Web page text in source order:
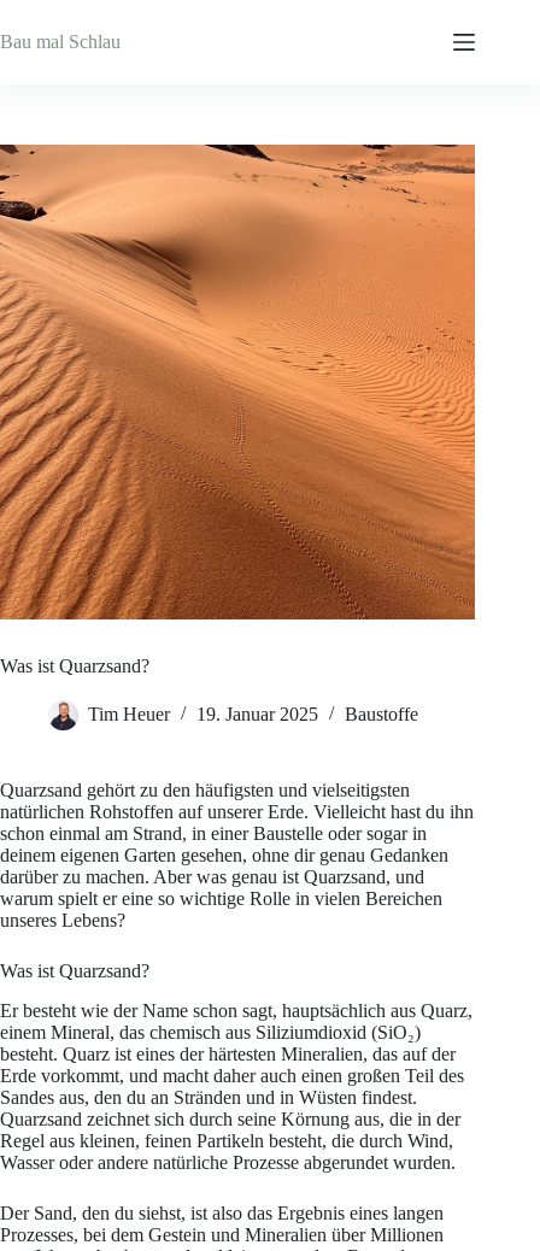
Inhalt
springen
Bau mal Schlau
Was ist Quarzsand?
Tim Heuer 19. Januar 2025 Baustoffe
Quarzsand gehört zu den häufigsten und vielseitigsten
natürlichen Rohstoffen auf unserer Erde. Vielleicht hast du ihn
schon einmal am Strand, in einer Baustelle oder sogar in
deinem eigenen Garten gesehen, ohne dir genau Gedanken
darüber zu machen. Aber was genau ist Quarzsand, und
warum spielt er eine so wichtige Rolle in vielen Bereichen
unseres Lebens?
Was ist Quarzsand?
Er besteht wie der Name schon sagt, hauptsächlich aus Quarz,
einem Mineral, das chemisch aus Siliziumdioxid (SiO₂)
besteht. Quarz ist eines der härtesten Mineralien, das auf der
Erde vorkommt, und macht daher auch einen großen Teil des
Sandes aus, den du an Stränden und in Wüsten findest.
Quarzsand zeichnet sich durch seine Körnung aus, die in der
Regel aus kleinen, feinen Partikeln besteht, die durch Wind,
Wasser oder andere natürliche Prozesse abgerundet wurden.
Der Sand, den du siehst, ist also das Ergebnis eines langen
Prozesses, bei dem Gestein und Mineralien über Millionen